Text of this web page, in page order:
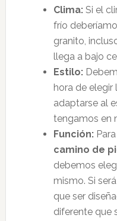
Clima:Si el
frío
granito,
llega a bajo
Estilo:
hora de elegir
adaptarse al
tengamos en
Función:
camino de
debemos
mismo. Si
que ser
diferente que